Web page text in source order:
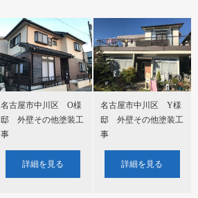
名古屋市中川区 O様
邸 外壁その他塗装工
事
詳細を見る
名古屋市中川区 Y様
邸 外壁その他塗装工
事
詳細を見る